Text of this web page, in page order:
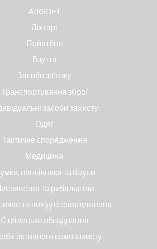
AIRSOFT
Ліхтарі
Пейнтбол
Взуття
Засоби зв'язку
Транспортування зброї
засоби захисту
Одяг
Тактичне спорядження
Медицина
наплічники та баули
та рибальство
та похідне спорядження
Стрілецьке обладнання
активного самозахисту